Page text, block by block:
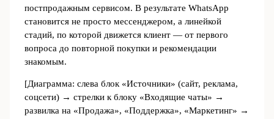
постпродажным сервисом. В результате WhatsApp
становится не просто мессенджером, а линейкой
стадий, по которой движется клиент — от первого
вопроса до повторной покупки и рекомендации
знакомым.
[Диаграмма: слева блок «Источники» (сайт, реклама,
соцсети) → стрелки к блоку «Входящие чаты» →
развилка на «Продажа», «Поддержка», «Маркетинг» →